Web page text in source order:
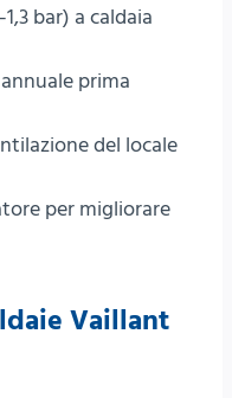
bar) a caldaia
prima
del locale
per migliorare
Vaillant